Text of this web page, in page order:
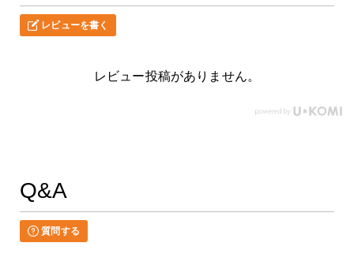
レビューを書く
レビュー投稿がありません。
Q&A
質問する